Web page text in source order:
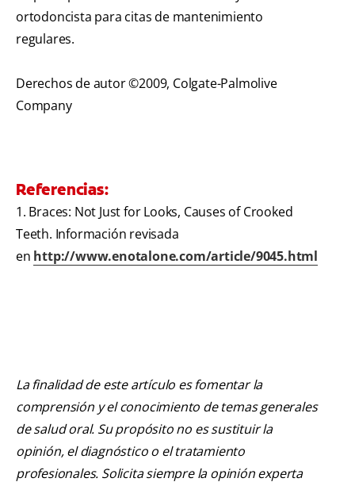
ortodoncista para citas de mantenimiento
regulares.
Derechos de autor ©2009, Colgate-Palmolive
Company
Referencias:
1. Braces: Not Just for Looks, Causes of Crooked
Teeth. Información revisada
en http://www.enotalone.com/article/9045.html
La finalidad de este artículo es fomentar la
comprensión y el conocimiento de temas generales
de salud oral. Su propósito no es sustituir la
opinión, el diagnóstico o el tratamiento
profesionales. Solicita siempre la opinión experta